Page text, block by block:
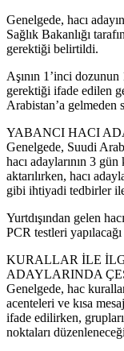
Genelgede, hacı
Sağlık Bakanlığı
gerektiği belirtildi.
Aşının 1’inci dozunun
gerektiği ifade edilen
Arabistan’a
YABANCI HACI
Genelgede, Suudi
hacı adaylarının 3
aktarılırken, hacı
gibi ihtiyadi tedbirler
Yurtdışından gelen
PCR testleri yapılacağı
KURALLAR İLE
ADAYLARINDA
Genelgede, hac
acenteleri ve kısa
ifade edilirken,
noktaları